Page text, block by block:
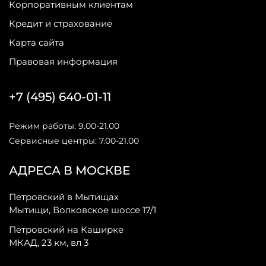
Корпоративным клиентам
Кредит и страхование
Карта сайта
Правовая информация
АДРЕСА В МОСКВЕ
Петровский в Мытищах
Мытищи, Волковское шоссе 17/1
Петровский на Каширке
МКАД, 23 км, вл 3
+7 (495) 640-01-11
Режим работы: 9.00-21.00
Сервисные центры: 7.00-21.00